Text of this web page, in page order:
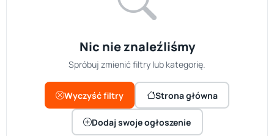
Nic nie znaleźliśmy
Spróbuj zmienić filtry lub kategorię.
Wyczyść filtry Strona główna
Dodaj swoje ogłoszenie